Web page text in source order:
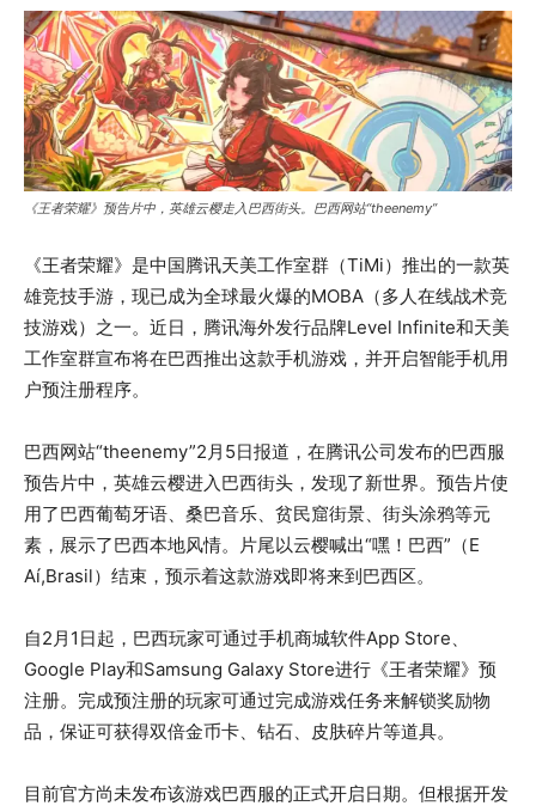
《王者荣耀》预告片中，英雄云樱走入巴西街头。巴西网站“theenemy”
《王者荣耀》是中国腾讯天美工作室群（TiMi）推出的一款英
雄竞技手游，现已成为全球最火爆的MOBA（多人在线战术竞
技游戏）之一。近日，腾讯海外发行品牌Level Infinite和天美
工作室群宣布将在巴西推出这款手机游戏，并开启智能手机用
户预注册程序。
巴西网站“theenemy”2月5日报道，在腾讯公司发布的巴西服
预告片中，英雄云樱进入巴西街头，发现了新世界。预告片使
用了巴西葡萄牙语、桑巴音乐、贫民窟街景、街头涂鸦等元
素，展示了巴西本地风情。片尾以云樱喊出“嘿！巴西”（E
Aí,Brasil）结束，预示着这款游戏即将来到巴西区。
自2月1日起，巴西玩家可通过手机商城软件App Store、
Google Play和Samsung Galaxy Store进行《王者荣耀》预
注册。完成预注册的玩家可通过完成游戏任务来解锁奖励物
品，保证可获得双倍金币卡、钻石、皮肤碎片等道具。
目前官方尚未发布该游戏巴西服的正式开启日期。但根据开发